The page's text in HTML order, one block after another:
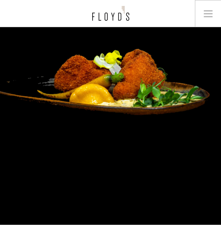
GALLERY
JOB
BOOK A TABLE
CONTACT